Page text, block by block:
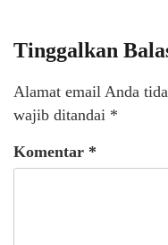
Tinggalkan
Alamat email Anda
wajib ditandai *
Komentar *